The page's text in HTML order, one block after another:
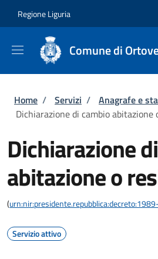
Regione Liguria
Comune di
Briciole di pane
Home / Servizi / Anagrafe e
Dichiarazione di cambio abitazione
Dichiarazione
abitazione o
(
Servizio attivo